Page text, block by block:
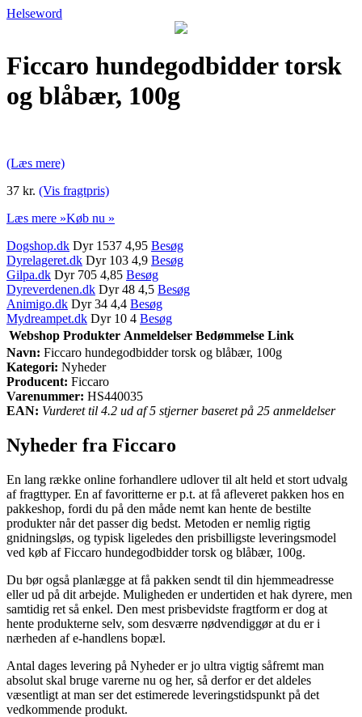
Helseword
Ficcaro hundegodbidder torsk
og blåbær, 100g
(Læs mere)
37 kr. (Vis fragtpris)
Læs mere »Køb nu »
Dogshop.dk Dyr 1537 4,95 Besøg
Dyrelageret.dk Dyr 103 4,9 Besøg
Gilpa.dk Dyr 705 4,85 Besøg
Dyreverdenen.dk Dyr 48 4,5 Besøg
Animigo.dk Dyr 34 4,4 Besøg
Mydreampet.dk Dyr 10 4 Besøg
Webshop Produkter Anmeldelser Bedømmelse Link
Navn: Ficcaro hundegodbidder torsk og blåbær, 100g
Kategori: Nyheder
Producent: Ficcaro
Varenummer: HS440035
EAN: Vurderet til 4.2 ud af 5 stjerner baseret på 25 anmeldelser
Nyheder fra Ficcaro
En lang række online forhandlere udlover til alt held et stort udvalg
af fragttyper. En af favoritterne er p.t. at få afleveret pakken hos en
pakkeshop, fordi du på den måde nemt kan hente de bestilte
produkter når det passer dig bedst. Metoden er nemlig rigtig
gnidningsløs, og typisk ligeledes den prisbilligste leveringsmodel
ved køb af Ficcaro hundegodbidder torsk og blåbær, 100g.
Du bør også planlægge at få pakken sendt til din hjemmeadresse
eller ud på dit arbejde. Muligheden er undertiden et hak dyrere, men
samtidig ret så enkel. Den mest prisbevidste fragtform er dog at
hente produkterne selv, som desværre nødvendiggør at du er i
nærheden af e-handlens bopæl.
Antal dages levering på Nyheder er jo ultra vigtig såfremt man
absolut skal bruge varerne nu og her, så derfor er det aldeles
væsentligt at man ser det estimerede leveringstidspunkt på det
vedkommende produkt.